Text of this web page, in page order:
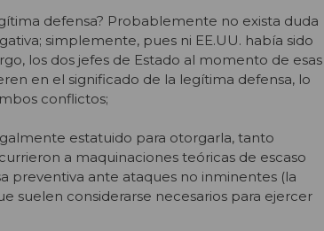
defensa? Probablemente no exista duda
simplemente, pues ni EE.UU. había sido
los dos jefes de Estado al momento de esas
en el significado de la legítima defensa, lo
conflictos;
estatuido para otorgarla, tanto
a maquinaciones teóricas de escaso
preventiva ante ataques no inminentes (la
suelen considerarse necesarios para ejercer